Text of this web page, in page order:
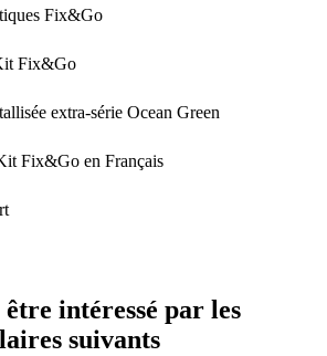
Fix&Go
Fix&Go
extra-série Ocean Green
Fix&Go en Français
intéressé par les
suivants